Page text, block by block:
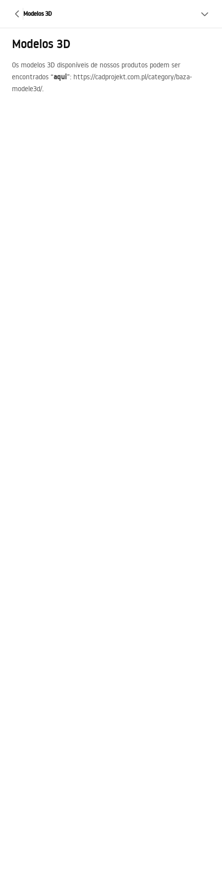
Modelos 3D
Modelos 3D
Os modelos 3D disponíveis de nossos produtos podem ser
encontrados “aqui”: https://cadprojekt.com.pl/category/baza-
modele3d/.